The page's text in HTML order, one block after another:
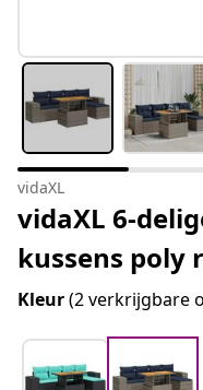
vidaXL
vidaXL 6-
kussens poly
Kleur(2 verkrijgbare